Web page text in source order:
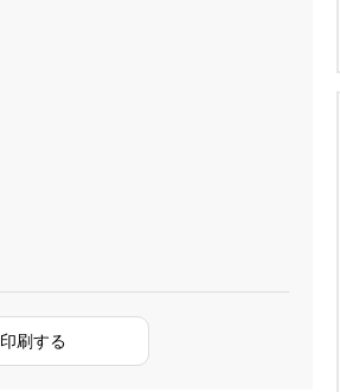
印刷する